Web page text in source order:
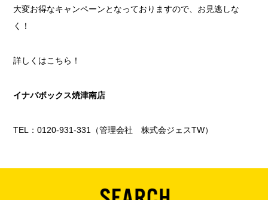
大変お得なキャンペーンとなっておりますので、お見逃しな
く！
詳しくはこちら！
イナバボックス焼津南店
TEL：0120-931-331（管理会社 株式会ジェスTW）